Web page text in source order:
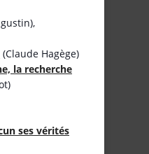
(Claude Hagège)
la recherche
ses vérités